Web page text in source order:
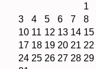
1
3
4 5 6 7 8
10 11 12 13 14 15
17 18 19 20 21 22
24 25 26 27 28 29